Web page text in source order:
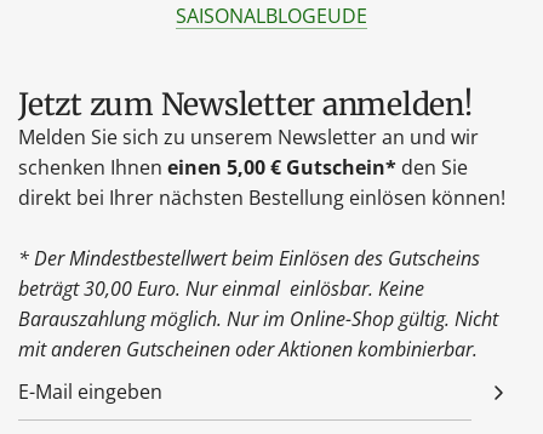
SAISONALBLOGEUDE
Jetzt zum Newsletter anmelden!
Melden Sie sich zu unserem Newsletter an und wir
schenken Ihnen einen 5,00 € Gutschein* den Sie
direkt bei Ihrer nächsten Bestellung einlösen können!
* Der Mindestbestellwert beim Einlösen des Gutscheins
beträgt 30,00 Euro. Nur einmal einlösbar. Keine
Barauszahlung möglich. Nur im Online-Shop gültig. Nicht
mit anderen Gutscheinen oder Aktionen kombinierbar.